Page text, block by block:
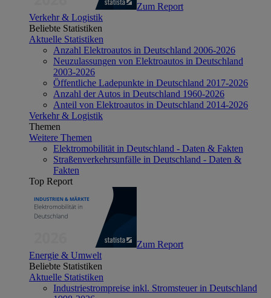
Zum Report
Verkehr & Logistik
Beliebte Statistiken
Aktuelle Statistiken
Anzahl Elektroautos in Deutschland 2006-2026
Neuzulassungen von Elektroautos in Deutschland
2003-2026
Öffentliche Ladepunkte in Deutschland 2017-2026
Anzahl der Autos in Deutschland 1960-2026
Anteil von Elektroautos in Deutschland 2014-2026
Verkehr & Logistik
Themen
Weitere Themen
Elektromobilität in Deutschland - Daten & Fakten
Straßenverkehrsunfälle in Deutschland - Daten &
Fakten
Top Report
Zum Report
Energie & Umwelt
Beliebte Statistiken
Aktuelle Statistiken
Industriestrompreise inkl. Stromsteuer in Deutschland